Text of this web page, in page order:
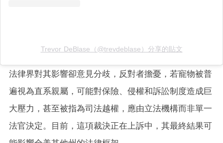
Trevor DeBlase（@trevdeblase）分享的貼文
法律界對其影響卻意見分歧，反對者擔憂，若寵物被普
遍視為直系親屬，可能對保險、侵權和訴訟制度造成巨
大壓力，甚至被指為司法越權，應由立法機構而非單一
法官決定。目前，這項裁決正在上訴中，其最終結果可